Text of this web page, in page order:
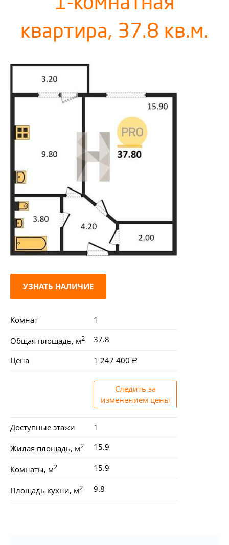
квартира, 37.8 кв.м.
УЗНАТЬ НАЛИЧИЕ
Комнат 1
Общая площадь, м2 37.8
Цена 1 247 400
Следить за
изменением цены
Доступные этажи 1
Жилая площадь, м2 15.9
Комнаты, м2 15.9
Площадь кухни, м2 9.8